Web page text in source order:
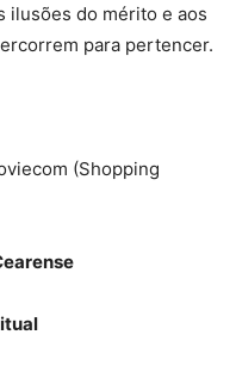
ilusões do mérito e aos
para pertencer.
(Shopping